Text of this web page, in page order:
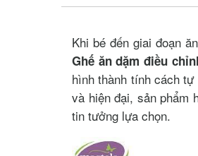
Khi bé đến giai đoạn
Ghế ăn dặm điều
hình thành tính cách
và hiện đại, sản phẩm
tin tưởng lựa chọn.